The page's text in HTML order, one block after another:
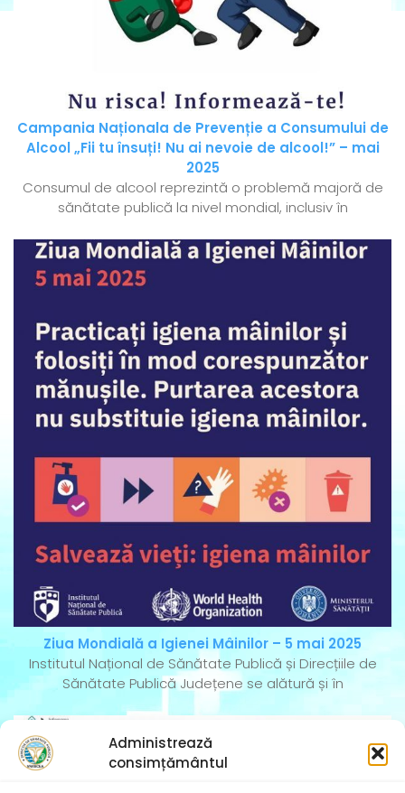
Administrează
consimțământul
Campania Naționala de Prevenție a Consumului de
Alcool „Fii tu însuți! Nu ai nevoie de alcool!” – mai
2025
Consumul de alcool reprezintă o problemă majoră de
sănătate publică la nivel mondial, inclusiv în
Ziua Mondială a Igienei Mâinilor – 5 mai 2025
Institutul Național de Sănătate Publică și Direcțiile de
Sănătate Publică Județene se alătură și în